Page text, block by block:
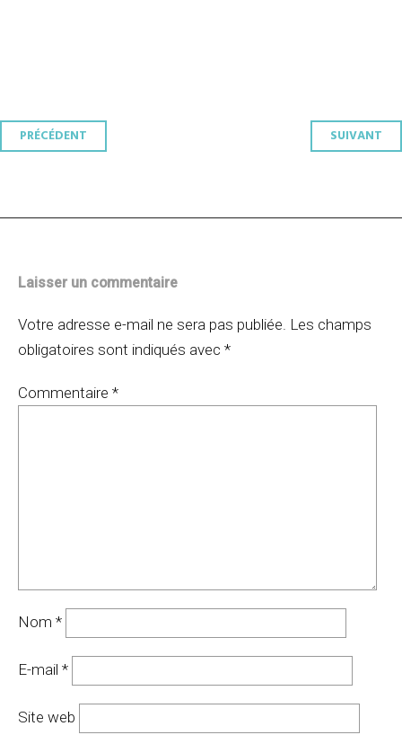
Navigation
PRÉCÉDENT SUIVANT
Laisser un commentaire
Votre adresse e-mail ne sera pas publiée. Les champs
obligatoires sont indiqués avec *
Commentaire *
Nom *
E-mail *
Site web